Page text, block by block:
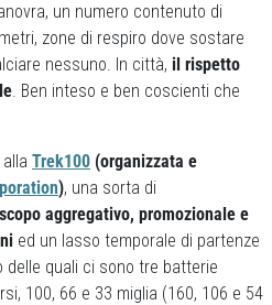
un numero contenuto di
zone di respiro dove sostare
nessuno. In città, il rispetto
. Ben inteso e ben coscienti che
Trek100 (organizzata e
), una sorta di
scopo aggregativo, promozionale e
ed un lasso temporale di partenze
delle quali ci sono tre batterie
100, 66 e 33 miglia (160, 106 e 54